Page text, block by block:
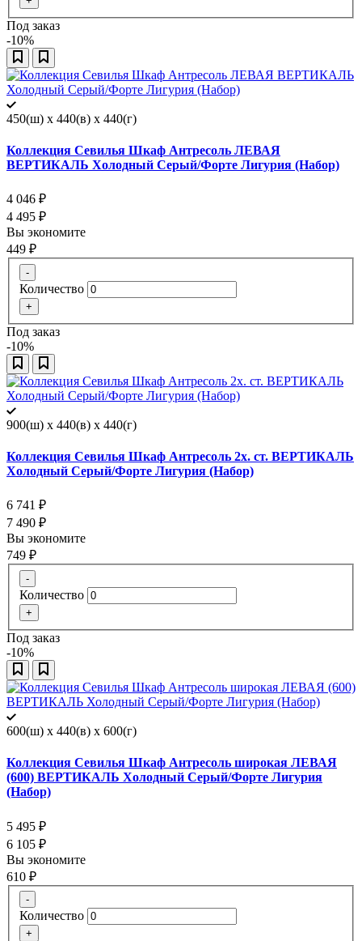
Под заказ
-10%
450(ш) x 440(в) x 440(г)
Коллекция Севилья Шкаф Антресоль ЛЕВАЯ
ВЕРТИКАЛЬ Холодный Серый/Форте Лигурия (Набор)
4 046 ₽
4 495 ₽
Вы экономите
449 ₽
-
Количество
+
Под заказ
-10%
900(ш) x 440(в) x 440(г)
Коллекция Севилья Шкаф Антресоль 2х. ст. ВЕРТИКАЛЬ
Холодный Серый/Форте Лигурия (Набор)
6 741 ₽
7 490 ₽
Вы экономите
749 ₽
-
Количество
+
Под заказ
-10%
600(ш) x 440(в) x 600(г)
Коллекция Севилья Шкаф Антресоль широкая ЛЕВАЯ
(600) ВЕРТИКАЛЬ Холодный Серый/Форте Лигурия
(Набор)
5 495 ₽
6 105 ₽
Вы экономите
610 ₽
-
Количество
+